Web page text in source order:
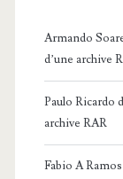
Armando
d’une archive
Paulo Ricardo
archive RAR
Fabio A Ramos